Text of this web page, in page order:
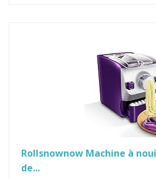
Rollsnownow Machine à
de...